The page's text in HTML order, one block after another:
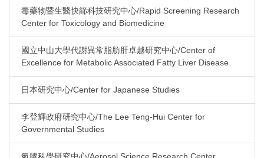
毒藥物暨生醫快篩科技研究中心/Rapid Screening Research
Center for Toxicology and Biomedicine
國立中山大學代謝異常脂肪肝卓越研究中心/Center of
Excellence for Metabolic Associated Fatty Liver Disease
日本研究中心/Center for Japanese Studies
李登輝政府研究中心/The Lee Teng-Hui Center for
Governmental Studies